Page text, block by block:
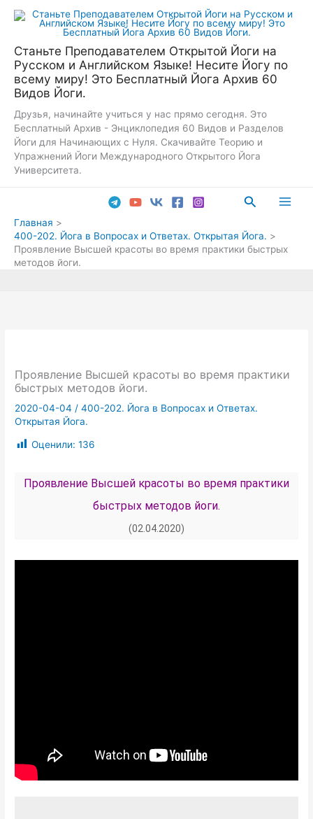
Перейти
Станьте Преподавателем Открытой Йоги на
Русском и Английском Языке! Несите Йогу по
всему миру! Это Бесплатный Йога Архив 60
Видов Йоги.
Друзья, начинайте учиться у нас прямо сегодня. Это
Бесплатный Архив - Энциклопедия 60 Видов и Разделов
Йоги для Начинающих с Нуля. Скачивайте Теорию и
Упражнений Йоги Международного Открытого Йога
Университета.
Поиск
Главная
400-202. Йога в Вопросах и Ответах. Открытая Йога.
Проявление Высшей красоты во время практики быстрых
методов йоги.
Проявление Высшей красоты во время практики
быстрых методов йоги.
2020-04-04 /400-202. Йога в Вопросах и Ответах.
Открытая Йога.
Оценили: 136
Проявление Высшей красоты во время практики
быстрых методов йоги.
(02.04.2020)